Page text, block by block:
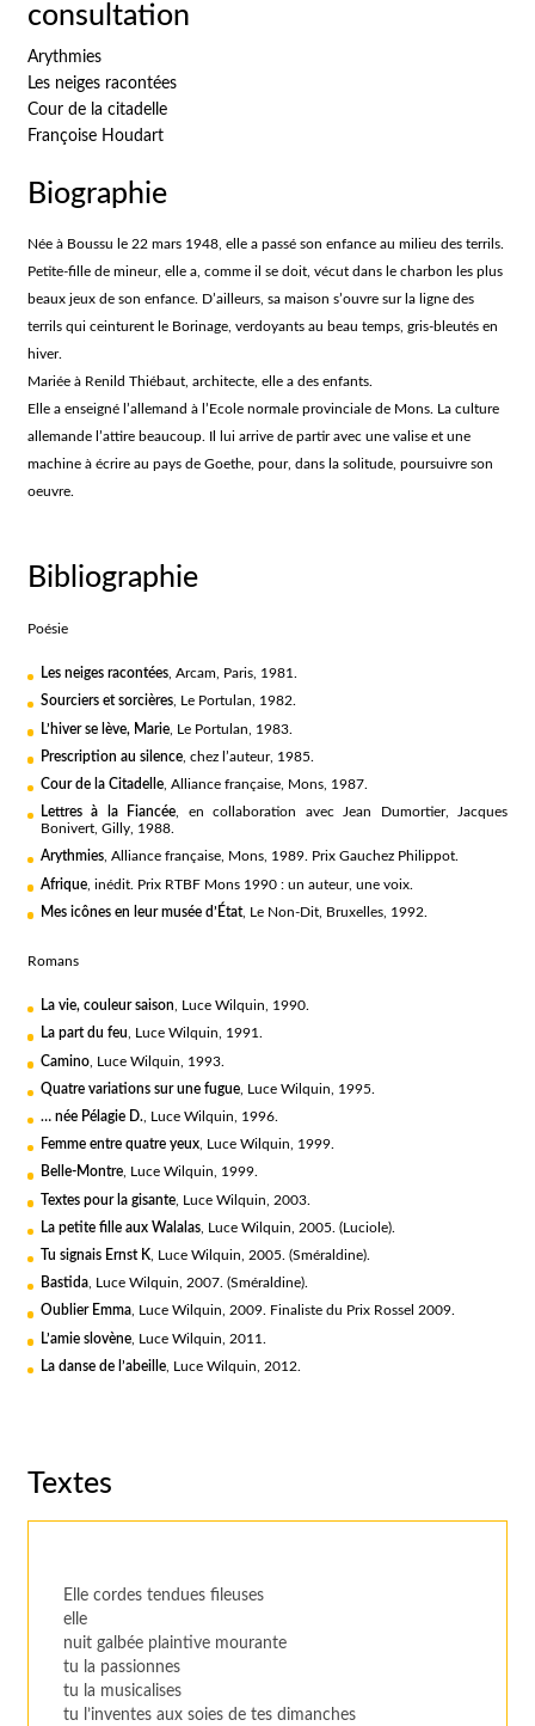
consultation
Arythmies
Les neiges racontées
Cour de la citadelle
Françoise Houdart
Biographie
Née à Boussu le 22 mars 1948, elle a passé son enfance au milieu des terrils.
Petite-fille de mineur, elle a, comme il se doit, vécut dans le charbon les plus
beaux jeux de son enfance. D’ailleurs, sa maison s’ouvre sur la ligne des
terrils qui ceinturent le Borinage, verdoyants au beau temps, gris-bleutés en
hiver.
Mariée à Renild Thiébaut, architecte, elle a des enfants.
Elle a enseigné l’allemand à l’Ecole normale provinciale de Mons. La culture
allemande l’attire beaucoup. Il lui arrive de partir avec une valise et une
machine à écrire au pays de Goethe, pour, dans la solitude, poursuivre son
oeuvre.
Bibliographie
Poésie
Les neiges racontées, Arcam, Paris, 1981.
Sourciers et sorcières, Le Portulan, 1982.
L’hiver se lève, Marie, Le Portulan, 1983.
Prescription au silence, chez l’auteur, 1985.
Cour de la Citadelle, Alliance française, Mons, 1987.
Lettres à la Fiancée , en collaboration avec Jean Dumortier, Jacques
Bonivert, Gilly, 1988.
Arythmies, Alliance française, Mons, 1989. Prix Gauchez Philippot.
Afrique, inédit. Prix RTBF Mons 1990 : un auteur, une voix.
Mes icônes en leur musée d’État, Le Non-Dit, Bruxelles, 1992.
Romans
La vie, couleur saison , Luce Wilquin, 1990.
La part du feu, Luce Wilquin, 1991.
Camino, Luce Wilquin, 1993.
Quatre variations sur une fugue, Luce Wilquin, 1995.
… née Pélagie D. , Luce Wilquin, 1996.
Femme entre quatre yeux, Luce Wilquin, 1999.
Belle-Montre, Luce Wilquin, 1999.
Textes pour la gisante, Luce Wilquin, 2003.
La petite fille aux Walalas, Luce Wilquin, 2005. (Luciole).
Tu signais Ernst K, Luce Wilquin, 2005. (Sméraldine).
Bastida, Luce Wilquin, 2007. (Sméraldine).
Oublier Emma, Luce Wilquin, 2009. Finaliste du Prix Rossel 2009.
L’amie slovène, Luce Wilquin, 2011.
La danse de l’abeille, Luce Wilquin, 2012.
Textes
Elle cordes tendues fileuses
elle
nuit galbée plaintive mourante
tu la passionnes
tu la musicalises
tu l’inventes aux soies de tes dimanches